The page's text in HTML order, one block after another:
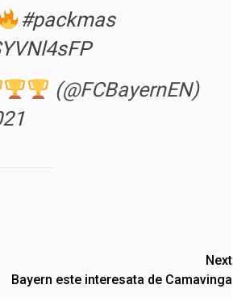
#packmas
(@FCBayernEN)
Next
Bayern este interesata de Camavinga